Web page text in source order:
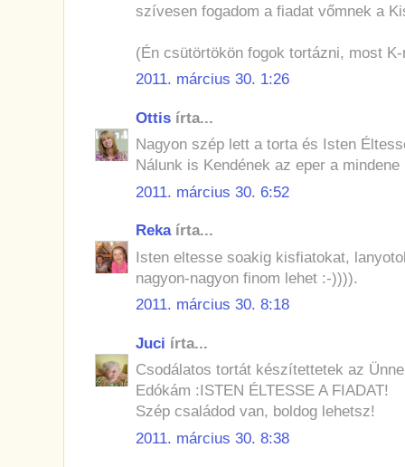
szívesen fogadom a fiadat vőmnek a
(Én csütörtökön fogok tortázni, most
2011. március 30. 1:26
Ottis írta...
Nagyon szép lett a torta és Isten
Nálunk is Kendének az eper a mindene
2011. március 30. 6:52
Rekaírta...
Isten eltesse soakig kisfiatokat,
nagyon-nagyon finom lehet :-)))).
2011. március 30. 8:18
Juci írta...
Csodálatos tortát készítettetek az
Edókám :ISTEN ÉLTESSE A FIADAT!
Szép családod van, boldog lehetsz!
2011. március 30. 8:38